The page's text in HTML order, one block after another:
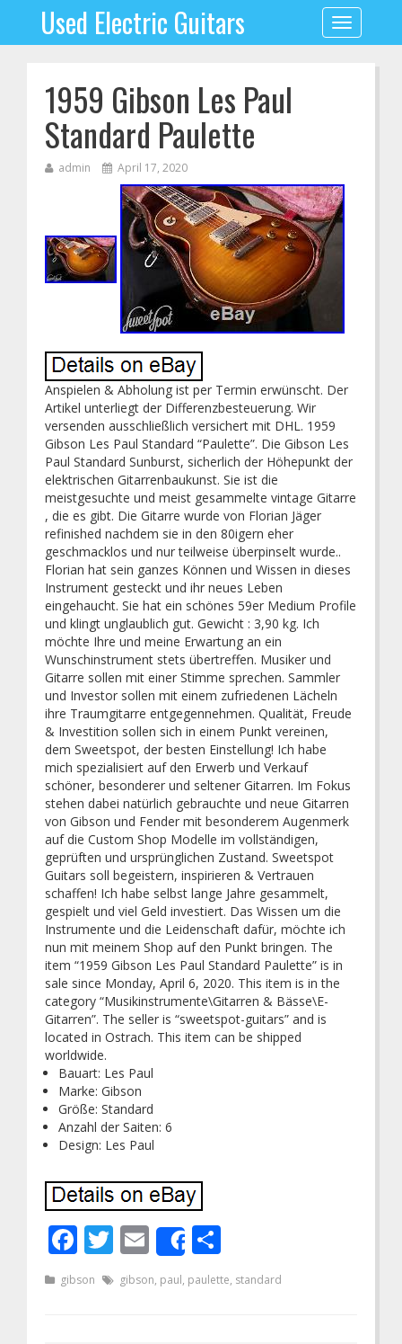
Toggle
navigation
Used Electric Guitars
1959 Gibson Les Paul
Standard Paulette
admin April 17, 2020
Anspielen & Abholung ist per Termin erwünscht. Der
Artikel unterliegt der Differenzbesteuerung. Wir
versenden ausschließlich versichert mit DHL. 1959
Gibson Les Paul Standard “Paulette”. Die Gibson Les
Paul Standard Sunburst, sicherlich der Höhepunkt der
elektrischen Gitarrenbaukunst. Sie ist die
meistgesuchte und meist gesammelte vintage Gitarre
, die es gibt. Die Gitarre wurde von Florian Jäger
refinished nachdem sie in den 80igern eher
geschmacklos und nur teilweise überpinselt wurde..
Florian hat sein ganzes Können und Wissen in dieses
Instrument gesteckt und ihr neues Leben
eingehaucht. Sie hat ein schönes 59er Medium Profile
und klingt unglaublich gut. Gewicht : 3,90 kg. Ich
möchte Ihre und meine Erwartung an ein
Wunschinstrument stets übertreffen. Musiker und
Gitarre sollen mit einer Stimme sprechen. Sammler
und Investor sollen mit einem zufriedenen Lächeln
ihre Traumgitarre entgegennehmen. Qualität, Freude
& Investition sollen sich in einem Punkt vereinen,
dem Sweetspot, der besten Einstellung! Ich habe
mich spezialisiert auf den Erwerb und Verkauf
schöner, besonderer und seltener Gitarren. Im Fokus
stehen dabei natürlich gebrauchte und neue Gitarren
von Gibson und Fender mit besonderem Augenmerk
auf die Custom Shop Modelle im vollständigen,
geprüften und ursprünglichen Zustand. Sweetspot
Guitars soll begeistern, inspirieren & Vertrauen
schaffen! Ich habe selbst lange Jahre gesammelt,
gespielt und viel Geld investiert. Das Wissen um die
Instrumente und die Leidenschaft dafür, möchte ich
nun mit meinem Shop auf den Punkt bringen. The
item “1959 Gibson Les Paul Standard Paulette” is in
sale since Monday, April 6, 2020. This item is in the
category “Musikinstrumente\Gitarren & Bässe\E-
Gitarren”. The seller is “sweetspot-guitars” and is
located in Ostrach. This item can be shipped
worldwide.
Bauart: Les Paul
Marke: Gibson
Größe: Standard
Anzahl der Saiten: 6
Design: Les Paul
Facebook
Twitter
Email
Share
gibson gibson, paul, paulette, standard